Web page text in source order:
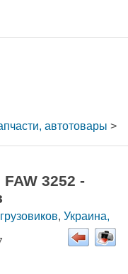
автотовары >
3252 -
, Украина,